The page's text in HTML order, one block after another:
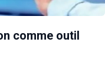
comme outil